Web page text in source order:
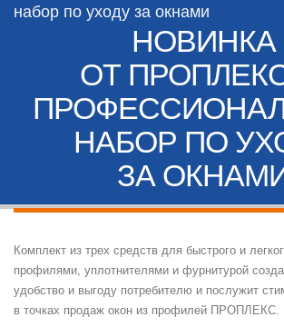
набор по уходу за окнами
НОВИНКА
ОТ
НАБОР ПО
ЗА
Комплект из трех средств для быстрого и
профилями, уплотнителями и фурнитурой
удобство и выгоду потребителю и послужит
в точках продаж окон из профилей ПРОПЛЕКС.